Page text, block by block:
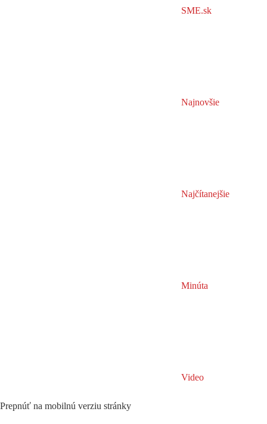
SME.sk
Najnovšie
Najčítanejšie
Minúta
Video
Prepnúť na mobilnú verziu stránky